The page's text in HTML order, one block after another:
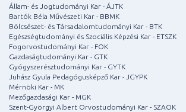
Állam- és Jogtudományi Kar - ÁJTK
Bartók Béla Művészeti Kar - BBMK
Bölcsészet- és Társadalomtudományi Kar - BTK
Egészségtudományi és Szociális Képzési Kar - ETSZK
Fogorvostudományi Kar - FOK
Gazdaságtudományi Kar - GTK
Gyógyszerésztudományi Kar - GYTK
Juhász Gyula Pedagógusképző Kar - JGYPK
Mérnöki Kar - MK
Mezőgazdasági Kar - MGK
Szent-Györgyi Albert Orvostudományi Kar - SZAOK